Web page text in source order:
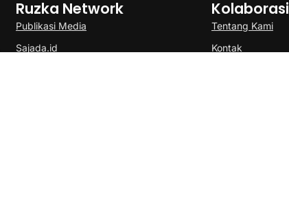
Ruzka Network
Publikasi Media
Sajada.id
Kolaborasi
Tentang Kami
Kontak